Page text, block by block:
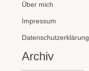
Über mich
Impressum
Datenschutzerklärung
Archiv